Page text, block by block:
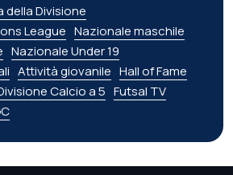
della Divisione
League Nazionale maschile
Nazionale Under 19
Attività giovanile Hall of Fame
Calcio a 5 Futsal TV